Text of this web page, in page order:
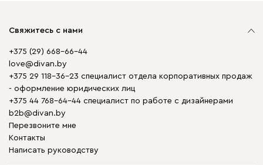
Свяжитесь с нами
+375 (29) 668-66-44
love@divan.by
+375 29 118-36-23 специалист отдела корпоративных продаж
- оформление юридических лиц
+375 44 768-64-44 специалист по работе с дизайнерами
b2b@divan.by
Перезвоните мне
Контакты
Написать руководству